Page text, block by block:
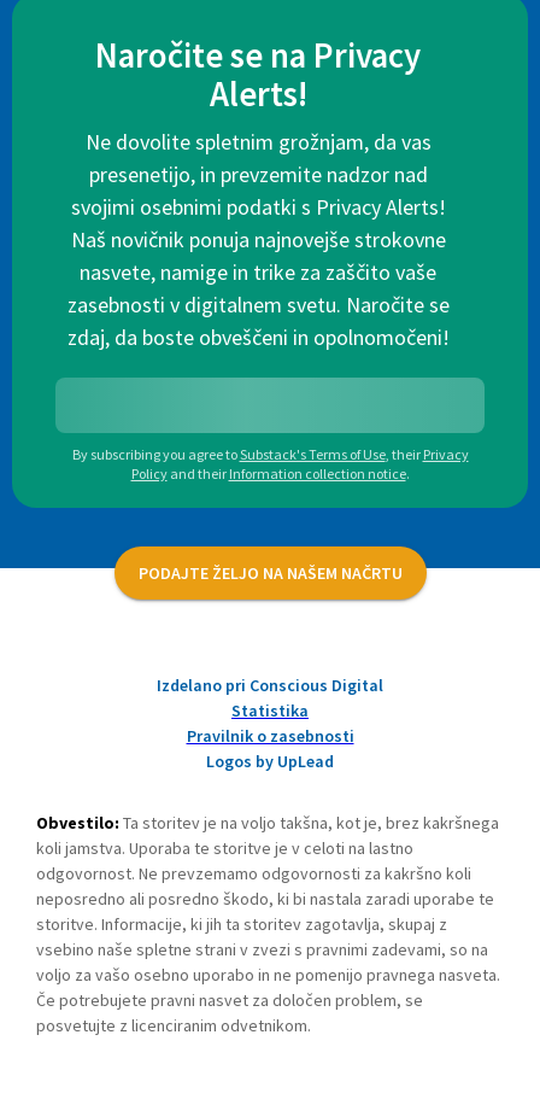
Naročite se na Privacy
Alerts!
Ne dovolite spletnim grožnjam, da vas
presenetijo, in prevzemite nadzor nad
svojimi osebnimi podatki s Privacy Alerts!
Naš novičnik ponuja najnovejše strokovne
nasvete, namige in trike za zaščito vaše
zasebnosti v digitalnem svetu. Naročite se
zdaj, da boste obveščeni in opolnomočeni!
By subscribing you agree toSubstack's Terms of Use, their Privacy
Policy and their Information collection notice.
PODAJTE ŽELJO NA NAŠEM NAČRTU
Izdelano pri Conscious Digital
Statistika
Pravilnik o zasebnosti
Logos by UpLead
Obvestilo: Ta storitev je na voljo takšna, kot je, brez kakršnega
koli jamstva. Uporaba te storitve je v celoti na lastno
odgovornost. Ne prevzemamo odgovornosti za kakršno koli
neposredno ali posredno škodo, ki bi nastala zaradi uporabe te
storitve. Informacije, ki jih ta storitev zagotavlja, skupaj z
vsebino naše spletne strani v zvezi s pravnimi zadevami, so na
voljo za vašo osebno uporabo in ne pomenijo pravnega nasveta.
Če potrebujete pravni nasvet za določen problem, se
posvetujte z licenciranim odvetnikom.